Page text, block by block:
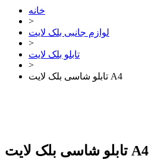
خانه
>
لوازم جانبی بلک لایت
>
تابلو بلک لایت
>
تابلو شاسی بلک لایت A4
تابلو شاسی بلک لایت A4